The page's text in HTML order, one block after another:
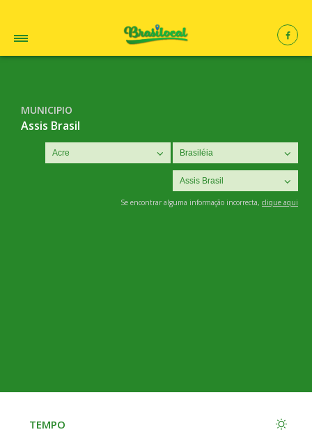
MUNICIPIO
Assis Brasil
Se encontrar alguma informação incorrecta, clique aqui
TEMPO